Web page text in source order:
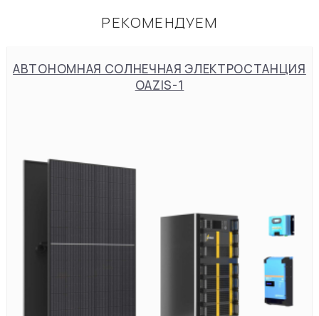
РЕКОМЕНДУЕМ
АВТОНОМНАЯ СОЛНЕЧНАЯ ЭЛЕКТРОСТАНЦИЯ
OAZIS-1